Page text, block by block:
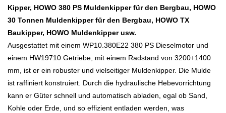
Kipper, HOWO 380 PS Muldenkipper für den Bergbau, HOWO
30 Tonnen Muldenkipper für den Bergbau, HOWO TX
Baukipper, HOWO Muldenkipper usw.
Ausgestattet mit einem WP10.380E22 380 PS Dieselmotor und
einem HW19710 Getriebe, mit einem Radstand von 3200+1400
mm, ist er ein robuster und vielseitiger Muldenkipper. Die Mulde
ist raffiniert konstruiert. Durch die hydraulische Hebevorrichtung
kann er Güter schnell und automatisch abladen, egal ob Sand,
Kohle oder Erde, und so effizient entladen werden, was